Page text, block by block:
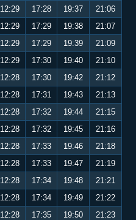
12:29 17:28 19:37
21:06
12:29 17:29 19:38
21:07
12:29 17:29 19:39
21:09
12:29 17:30 19:40
21:10
12:28 17:30 19:42
21:12
12:28 17:31 19:43
21:13
12:28 17:32 19:44
21:15
12:28 17:32 19:45
21:16
12:28 17:33 19:46
21:18
12:28 17:33 19:47
21:19
12:28 17:34 19:48
21:21
12:28 17:34 19:49
21:22
12:28 17:35 19:50
21:23